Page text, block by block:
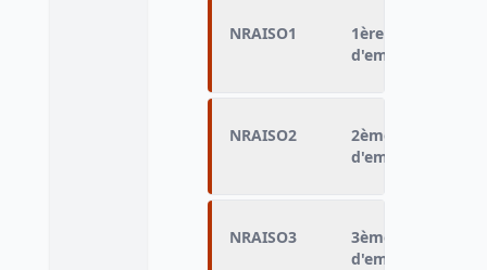
NRAISO1
1ère raison du
d'emploi
NRAISO2
2ème raison du
d'emploi
NRAISO3
3ème raison du
d'emploi